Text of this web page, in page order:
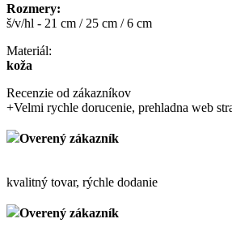
Rozmery:
š/v/hl - 21 cm / 25 cm / 6 cm
Materiál:
koža
Recenzie od zákazníkov
+Velmi rychle dorucenie, prehladna web
Overený zákazník
kvalitný tovar, rýchle dodanie
Overený zákazník